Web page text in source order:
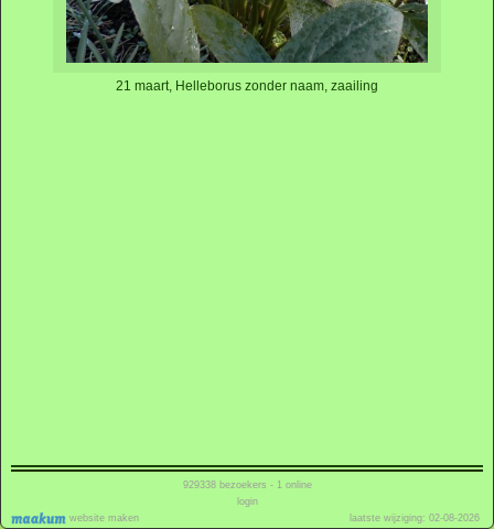
21 maart, Helleborus zonder naam, zaailing
website maken
929338bezoekers - 1 online
login
laatste wijziging: 02-08-2026